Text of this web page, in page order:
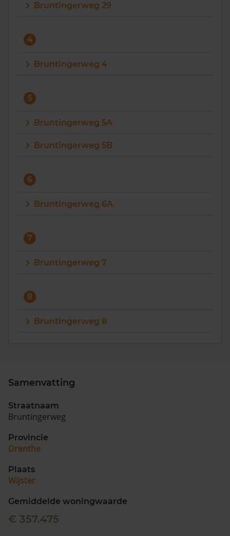
Bruntingerweg 29
4
Bruntingerweg 4
5
Bruntingerweg 5A
Bruntingerweg 5B
6
Bruntingerweg 6A
7
Bruntingerweg 7
8
Bruntingerweg 8
Samenvatting
Straatnaam
Bruntingerweg
Provincie
Drenthe
Plaats
Wijster
Gemiddelde woningwaarde
€ 357.475